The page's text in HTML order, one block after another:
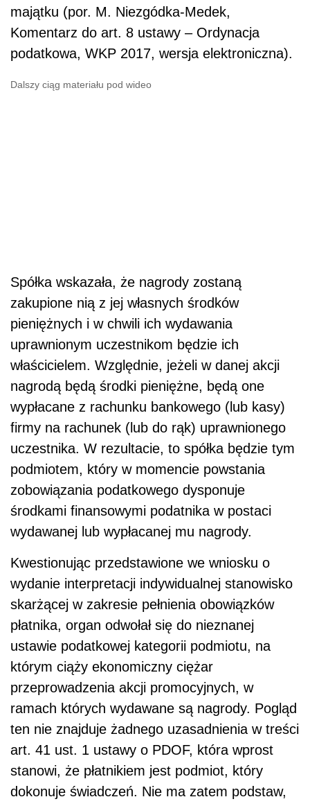
majątku (por. M. Niezgódka-Medek,
Komentarz do art. 8 ustawy – Ordynacja
podatkowa, WKP 2017, wersja elektroniczna).
Dalszy ciąg materiału pod wideo
Spółka wskazała, że nagrody zostaną
zakupione nią z jej własnych środków
pieniężnych i w chwili ich wydawania
uprawnionym uczestnikom będzie ich
właścicielem. Względnie, jeżeli w danej akcji
nagrodą będą środki pieniężne, będą one
wypłacane z rachunku bankowego (lub kasy)
firmy na rachunek (lub do rąk) uprawnionego
uczestnika. W rezultacie, to spółka będzie tym
podmiotem, który w momencie powstania
zobowiązania podatkowego dysponuje
środkami finansowymi podatnika w postaci
wydawanej lub wypłacanej mu nagrody.
Kwestionując przedstawione we wniosku o
wydanie interpretacji indywidualnej stanowisko
skarżącej w zakresie pełnienia obowiązków
płatnika, organ odwołał się do nieznanej
ustawie podatkowej kategorii podmiotu, na
którym ciąży ekonomiczny ciężar
przeprowadzenia akcji promocyjnych, w
ramach których wydawane są nagrody. Pogląd
ten nie znajduje żadnego uzasadnienia w treści
art. 41 ust. 1 ustawy o PDOF, która wprost
stanowi, że płatnikiem jest podmiot, który
dokonuje świadczeń. Nie ma zatem podstaw,